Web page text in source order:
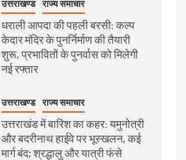
उत्तराखण्ड राज्य समाचार
धराली आपदा की पहली बरसी: कल्प
केदार मंदिर के पुनर्निर्माण की तैयारी
शुरू, प्रभावितों के पुनर्वास को मिलेगी
नई रफ्तार
उत्तराखण्ड राज्य समाचार
उत्तराखंड में बारिश का कहर: यमुनोत्री
और बदरीनाथ हाईवे पर भूस्खलन, कई
मार्ग बंद; श्रद्धालु और यात्री फंसे